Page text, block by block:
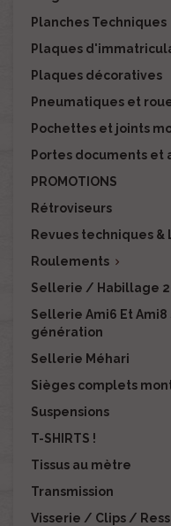
Planches Techniques
Plaques
Plaques décoratives
Pneumatiques et
Pochettes et joints
Portes documents et
PROMOTIONS
Rétroviseurs
Revues techniques &
Roulements 
Sellerie / Habillage
Sellerie Ami6 Et
génération
Sellerie Méhari
Sièges complets
Suspensions
T-SHIRTS !
Tissus au mètre
Transmission
Visserie / Clips /